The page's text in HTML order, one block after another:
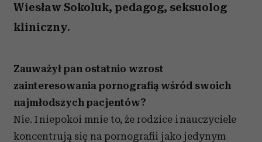
Wiesław Sokoluk, pedagog, seksuolog
kliniczny.
Zauważył pan ostatnio wzrost
zainteresowania pornografią wśród swoich
najmłodszych pacjentów?
Nie. I niepokoi mnie to, że rodzice i nauczyciele
koncentrują się na pornografii jako jedynym